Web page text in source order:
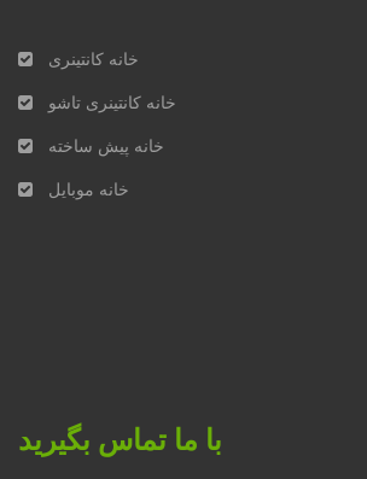
خانه کانتینری
خانه کانتینری تاشو
خانه پیش ساخته
خانه موبایل
با ما تماس بگیرید